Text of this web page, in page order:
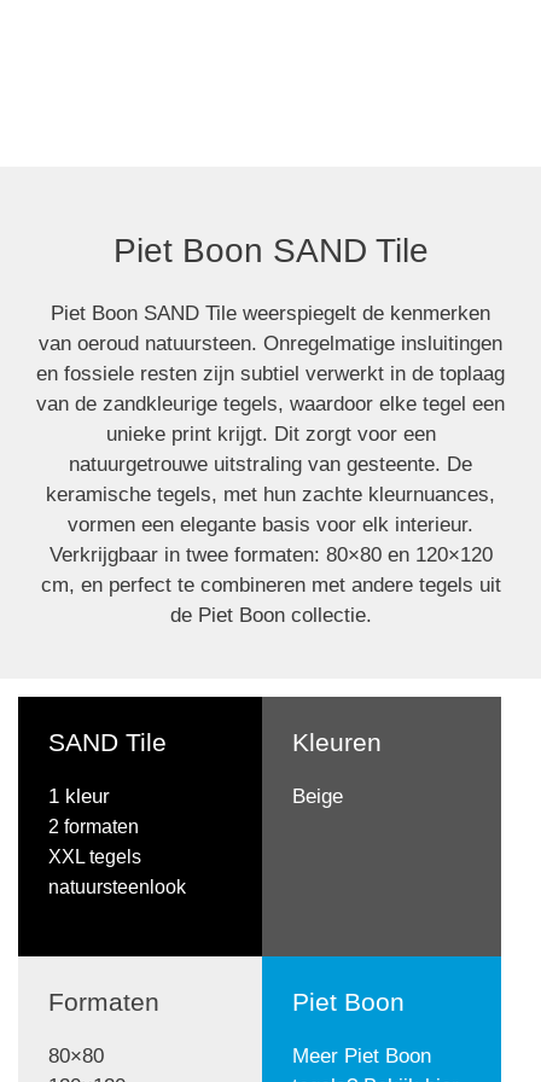
Piet Boon SAND Tile
Piet Boon SAND Tile weerspiegelt de kenmerken
van oeroud natuursteen. Onregelmatige insluitingen
en fossiele resten zijn subtiel verwerkt in de toplaag
van de zandkleurige tegels, waardoor elke tegel een
unieke print krijgt. Dit zorgt voor een
natuurgetrouwe uitstraling van gesteente. De
keramische tegels, met hun zachte kleurnuances,
vormen een elegante basis voor elk interieur.
Verkrijgbaar in twee formaten: 80×80 en 120×120
cm, en perfect te combineren met andere tegels uit
de Piet Boon collectie.
SAND Tile
1 kleur
2 formaten
XXL tegels
natuursteenlook
Kleuren
Beige
Formaten
80×80
Piet Boon
Meer Piet Boon